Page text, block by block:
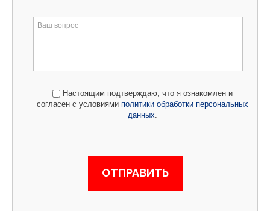
Настоящим подтверждаю, что я ознакомлен и
согласен с условиями политики обработки персональных
данных